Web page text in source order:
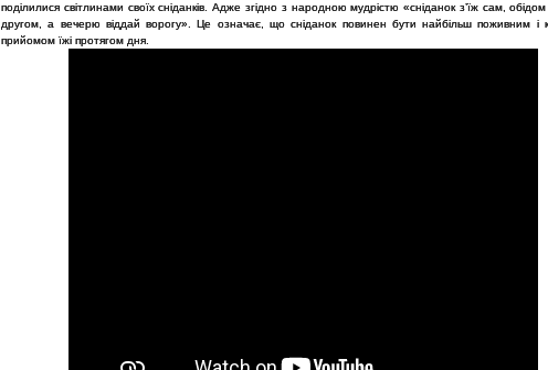
поділилися світлинами своїх сніданків. Адже згідно з народною мудрістю «сніданок з’їж сам, обідом
другом, а вечерю віддай ворогу». Це означає, що сніданок повинен бути найбільш поживним і
прийомом їжі протягом дня.